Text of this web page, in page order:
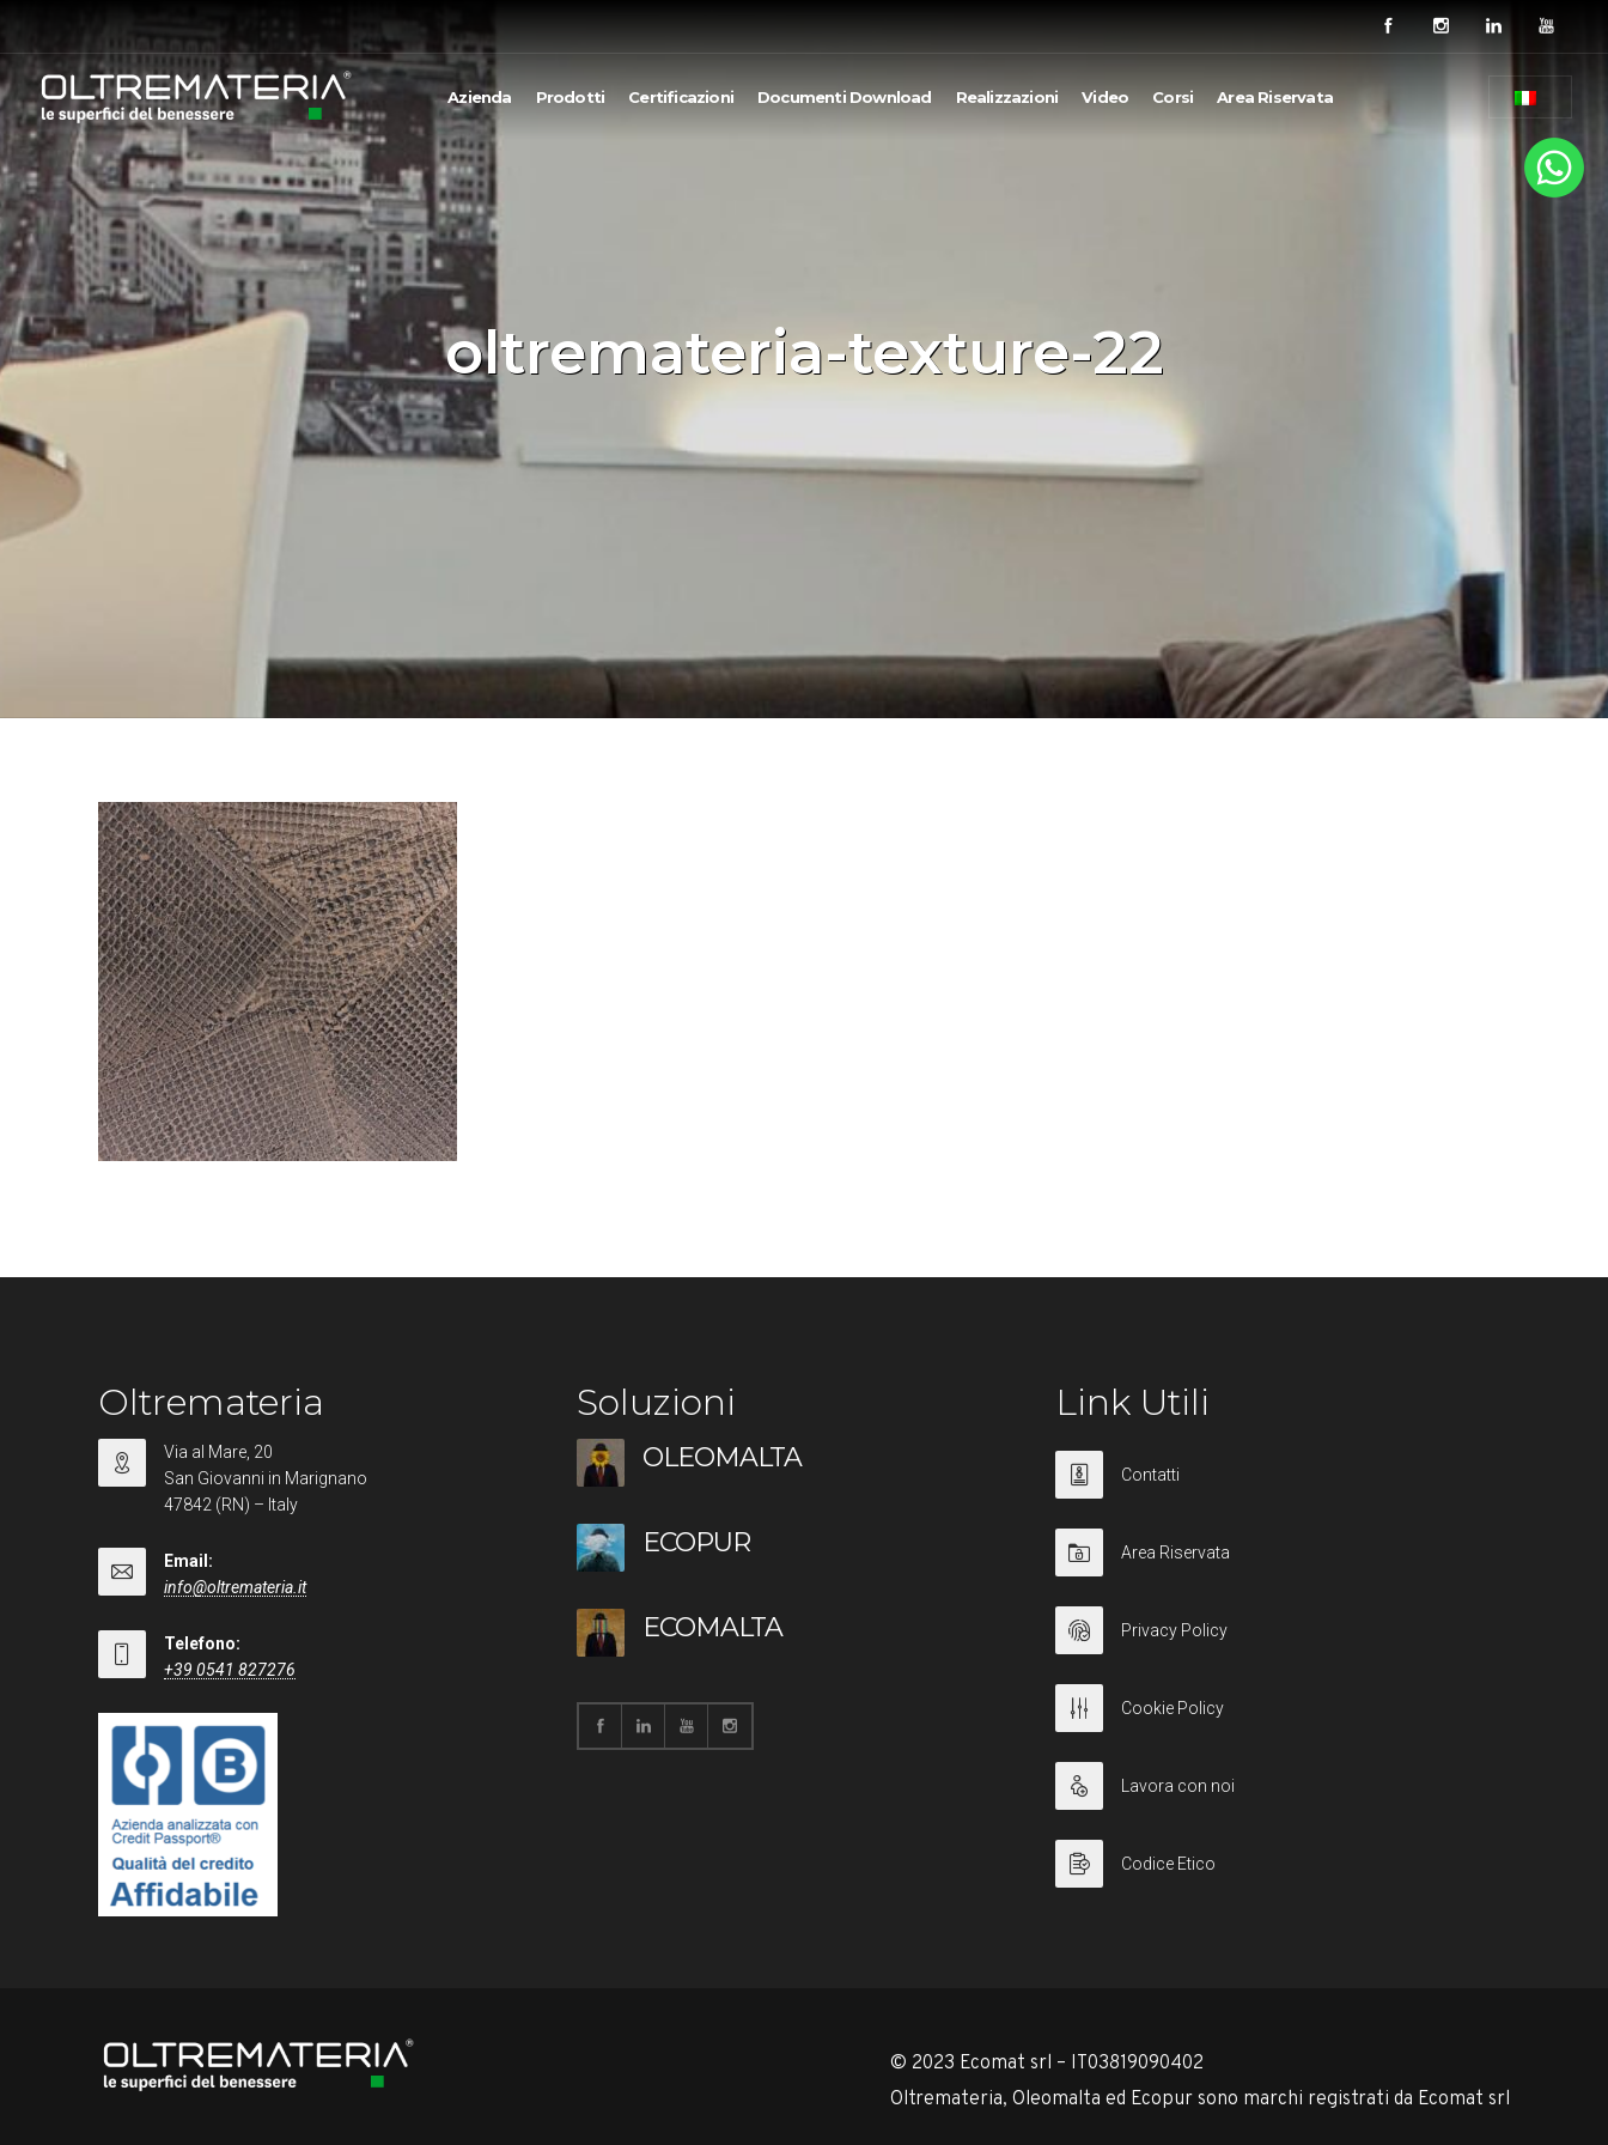
Azienda Prodotti Certificazioni Documenti Download Realizzazioni Video Corsi Area Riservata
oltremateria-texture-22
Oltremateria
Via al Mare, 20
San Giovanni in Marignano
47842 (RN) – Italy
Email:
info@oltremateria.it
Telefono:
+39 0541 827276
Soluzioni
OLEOMALTA
ECOPUR
ECOMALTA
Link Utili
Contatti
Area Riservata
Privacy Policy
Cookie Policy
Lavora con noi
Codice Etico
© 2023 Ecomat srl – IT03819090402
Oltremateria, Oleomalta ed Ecopur sono marchi registrati da Ecomat srl